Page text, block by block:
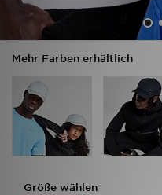
Mehr Farben erhältlich
Größe wählen
Meine Nachrichten
Bestellverfolgung
Hilfe & Kontakt
Trending Styles